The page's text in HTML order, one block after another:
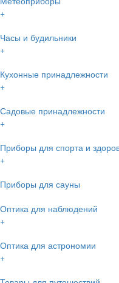
+
Часы и будильники
+
Кухонные принадлежности
+
Садовые принадлежности
+
Приборы для спорта и
+
Приборы для сауны
Оптика для наблюдений
+
Оптика для астрономии
+